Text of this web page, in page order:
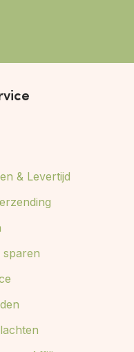
& Levertijd
sparen